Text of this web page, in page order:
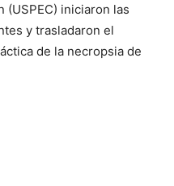
(USPEC) iniciaron las
y trasladaron el
de la necropsia de